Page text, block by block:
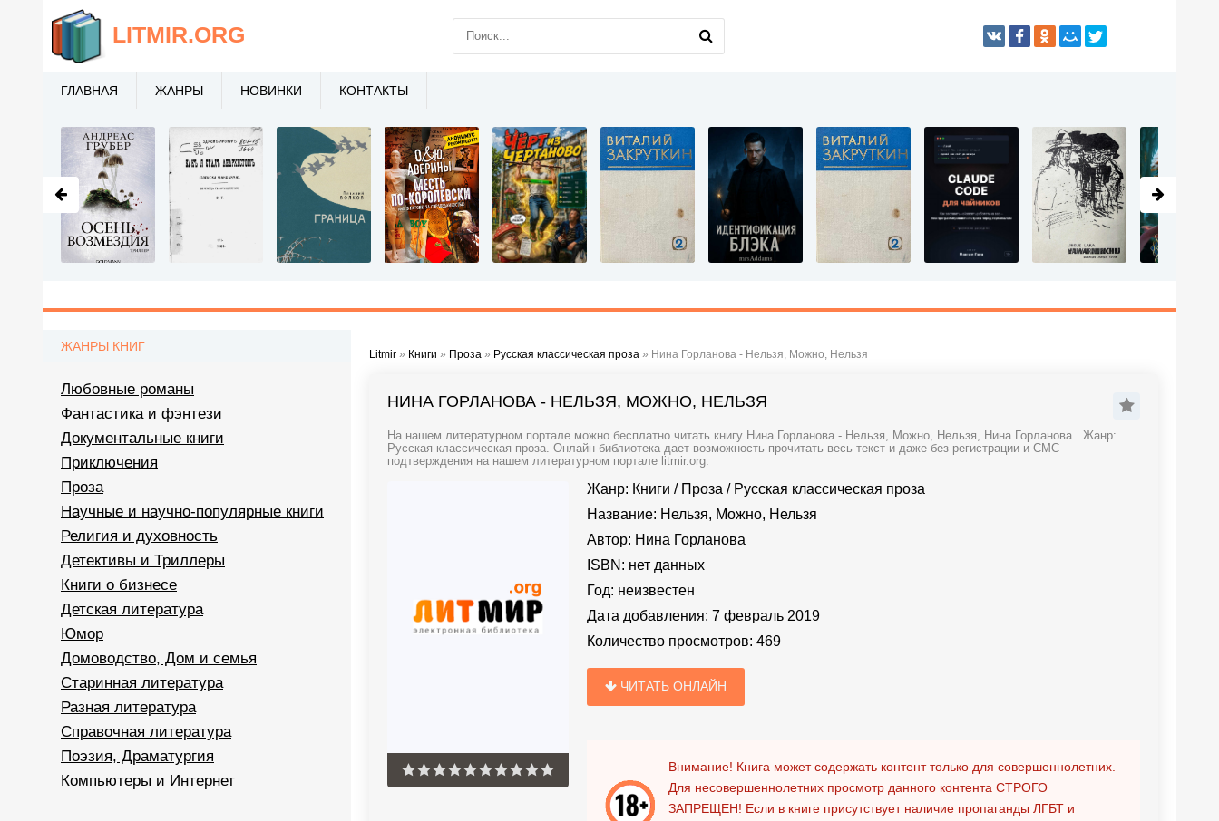
Litmir » Книги » Проза » Русская классическая проза » Нина Горланова - Нельзя, Можно, Нельзя
НИНА ГОРЛАНОВА - НЕЛЬЗЯ, МОЖНО, НЕЛЬЗЯ
На нашем литературном портале можно бесплатно читать книгу Нина Горланова - Нельзя, Можно, Нельзя, Нина Горланова . Жанр:
Русская классическая проза. Онлайн библиотека дает возможность прочитать весь текст и даже без регистрации и СМС
подтверждения на нашем литературном портале litmir.org.
Жанр: Книги / Проза / Русская классическая проза
Название: Нельзя, Можно, Нельзя
Автор: Нина Горланова
ISBN: нет данных
Год: неизвестен
Дата добавления: 7 февраль 2019
Количество просмотров: 469
ЧИТАТЬ ОНЛАЙН
Внимание! Книга может содержать контент только для совершеннолетних.
Для несовершеннолетних просмотр данного контента СТРОГО
ЗАПРЕЩЕН! Если в книге присутствует наличие пропаганды ЛГБТ и
ЖАНРЫ КНИГ
Любовные романы
Фантастика и фэнтези
Документальные книги
Приключения
Проза
Научные и научно-популярные книги
Религия и духовность
Детективы и Триллеры
Книги о бизнесе
Детская литература
Юмор
Домоводство, Дом и семья
Старинная литература
Разная литература
Справочная литература
Поэзия, Драматургия
Компьютеры и Интернет
LITMIR.ORG
ГЛАВНАЯ ЖАНРЫ НОВИНКИ КОНТАКТЫ